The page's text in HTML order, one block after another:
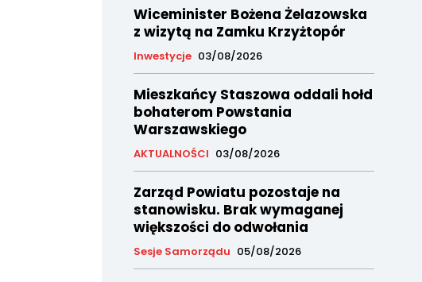
Wiceminister Bożena Żelazowska
z wizytą na Zamku Krzyżtopór
Inwestycje 03/08/2026
Mieszkańcy Staszowa oddali hołd
bohaterom Powstania
Warszawskiego
AKTUALNOŚCI 03/08/2026
Zarząd Powiatu pozostaje na
stanowisku. Brak wymaganej
większości do odwołania
Sesje Samorządu 05/08/2026